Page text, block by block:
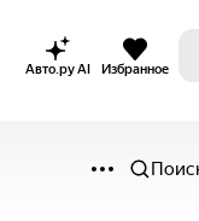
Авто.ру AI Избранное